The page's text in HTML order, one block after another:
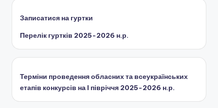
о
б
л
с
н
Записатися на гуртки
Перелік гуртків 2025-2026 н.р.
Терміни проведення обласних та всеукраїнських
етапів конкурсів на І півріччя 2025-2026 н.р.